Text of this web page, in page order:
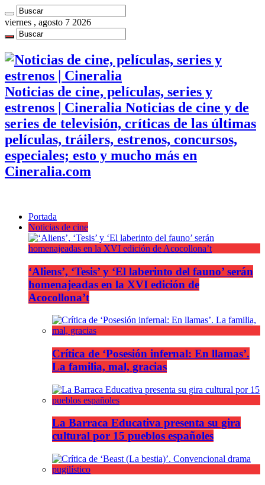
viernes , agosto 7 2026
Noticias de cine, películas, series y
estrenos | Cineralia Noticias de cine y de
series de televisión, críticas de las últimas
películas, tráilers, estrenos, concursos,
especiales; esto y mucho más en
Cineralia.com
Portada
Noticias de cine
‘Aliens’, ‘Tesis’ y ‘El laberinto del fauno’ serán
homenajeadas en la XVI edición de
Acocollona’t
Crítica de ‘Posesión infernal: En llamas’.
La familia, mal, gracias
La Barraca Educativa presenta su gira
cultural por 15 pueblos españoles